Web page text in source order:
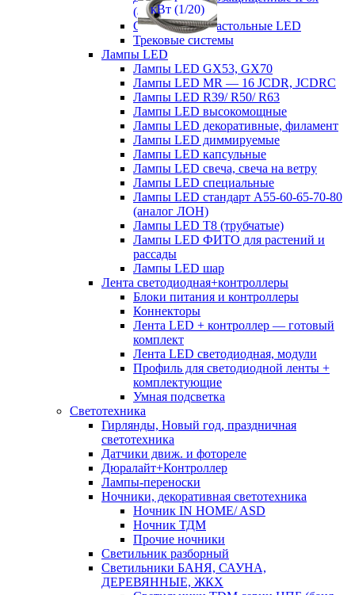
(аналог ЛСП)
Светильники настольные LED
Трековые системы
Лампы LED
Лампы LED GX53, GX70
Лампы LED MR — 16 JCDR, JCDRC
Лампы LED R39/ R50/ R63
Лампы LED высокомощные
Лампы LED декоративные, филамент
Лампы LED диммируемые
Лампы LED капсульные
Лампы LED свеча, свеча на ветру
Лампы LED специальные
Лампы LED стандарт А55-60-65-70-80
(аналог ЛОН)
Лампы LED Т8 (трубчатые)
Лампы LED ФИТО для растений и
рассады
Лампы LED шар
Лента светодиодная+контроллеры
Блоки питания и контроллеры
Коннекторы
Лента LED + контроллер — готовый
комплект
Лента LED светодиодная, модули
Профиль для светодиодной ленты +
комплектующие
Умная подсветка
Светотехника
Гирлянды, Новый год, праздничная
светотехника
Датчики движ. и фотореле
Дюралайт+Контроллер
Лампы-переноски
Ночники, декоративная светотехника
Ночник IN HOME/ ASD
Ночник ТДМ
Прочие ночники
Светильник разборный
Светильники БАНЯ, САУНА,
ДЕРЕВЯННЫЕ, ЖКХ